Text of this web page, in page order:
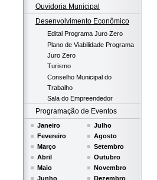
Ouvidoria Municipal
Desenvolvimento Econômico
Edital Programa Juro Zero
Plano de Viabilidade Programa
Juro Zero
Turismo
Conselho Municipal do
Trabalho
Sala do Empreendedor
Programação de Eventos
Janeiro
Fevereiro
Março
Abril
Maio
Junho
Julho
Agosto
Setembro
Outubro
Novembro
Dezembro